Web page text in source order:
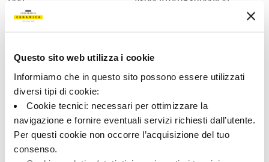
Questo sito web utilizza i cookie
Informiamo che in questo sito possono essere utilizzati
diversi tipi di cookie:
Cookie tecnici: necessari per ottimizzare la
navigazione e fornire eventuali servizi richiesti dall’utente.
Per questi cookie non occorre l’acquisizione del tuo
consenso.
Fondo
Formato:
Destonalización:
Unidad de medida:
Share: